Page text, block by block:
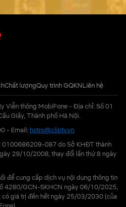
Chất lượngQuy trình GQKNLiên hệ
Viễn thông MobiFone - Địa chỉ: Số 01
Giấy, Thành phố Hà Nội.
- Email: hotro@cliptv.vn
0100686209-087 do Sở KHĐT thành
29/10/2008, thay đổi lần thứ 8 ngày
để cung cấp dịch vụ nội dung thông tin
4280/GCN-SKHCN ngày 06/10/2025,
giá trị đến hết ngày 25/03/2030 (của